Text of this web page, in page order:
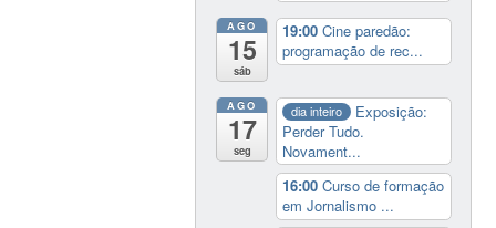
AGO
15
sáb
19:00Cine paredão:
programação de rec...
AGO
17
seg
dia inteiro
Exposição:
Perder Tudo.
Novament...
16:00Curso de formação
em Jornalismo ...